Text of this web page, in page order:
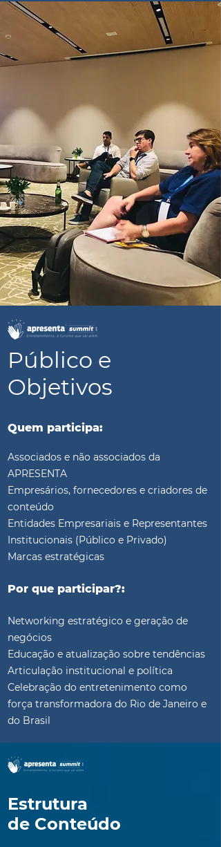
Público e
Objetivos
Quem participa:
Associados e não associados da
APRESENTA
Empresários, fornecedores e criadores de
conteúdo
Entidades Empresariais e Representantes
Institucionais (Público e Privado)
Marcas estratégicas
Por que participar?:
Networking estratégico e geração de
negócios
Educação e atualização sobre tendências
Articulação institucional e política
Celebração do entretenimento como
força transformadora do Rio de Janeiro e
do Brasil
Estrutura
de Conteúdo